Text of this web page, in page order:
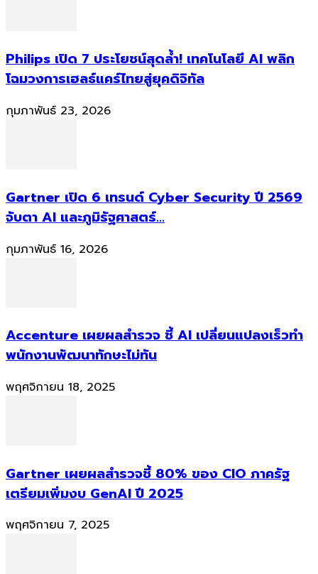
Philips เปิด 7 ประโยชน์สุดล้ำ! เทคโนโลยี AI พลิก
โฉมวงการเฮลธ์แคร์ไทยสู่ยุคดิจิทัล
กุมภาพันธ์ 23, 2026
Gartner เปิด 6 เทรนด์ Cyber Security ปี 2569
จับตา AI และภูมิรัฐศาสตร์...
กุมภาพันธ์ 16, 2026
Accenture เผยผลสำรวจ ชี้ AI เปลี่ยนแปลงเร็วทำ
พนักงานพัฒนาทักษะไม่ทัน
พฤศจิกายน 18, 2025
Gartner เผยผลสำรวจชี้ 80% ของ CIO ภาครัฐ
เตรียมเพิ่มงบ GenAI ปี 2025
พฤศจิกายน 7, 2025